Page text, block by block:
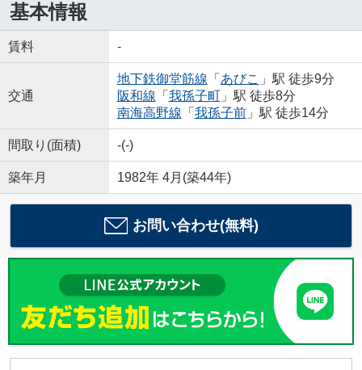
基本情報
賃料 -
交通
地下鉄御堂筋線 「 あびこ 」駅 徒歩9分
阪和線 「 我孫子町」駅 徒歩8分
南海高野線 「 我孫子前」駅 徒歩14分
間取り(面積) -(-)
築年月 1982年 4月(築44年)
お問い合わせ(無料)